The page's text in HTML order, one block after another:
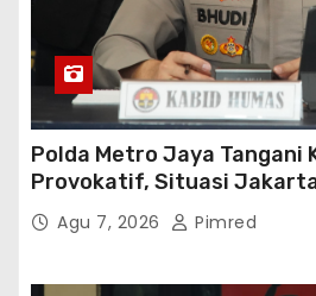
Polda Metro Jaya Tangani
Provokatif, Situasi
Agu 7, 2026 Pimred